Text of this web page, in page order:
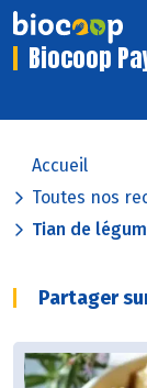
Biocoop
Accueil
Toutes nos
Tian de
Partager